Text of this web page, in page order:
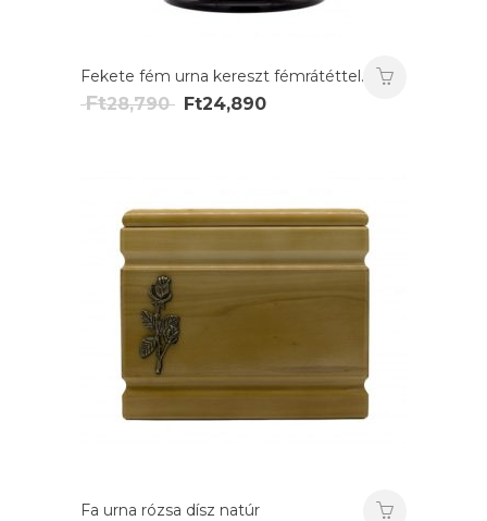
Fekete fém urna kereszt fémrátéttel.
Ft28,790
Original
Ft24,890Current
Fa urna rózsa dísz natúr